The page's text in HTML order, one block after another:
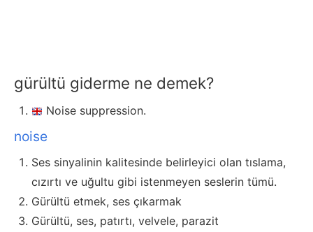
gürültü giderme ne demek?
Noise suppression.
noise
Ses sinyalinin kalitesinde belirleyici olan tıslama,
cızırtı ve uğultu gibi istenmeyen seslerin tümü.
Gürültü etmek, ses çıkarmak
Gürültü, ses, patırtı, velvele, parazit